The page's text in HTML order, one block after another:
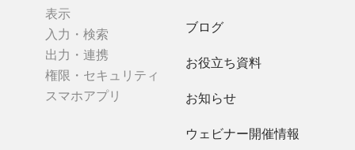
表示
入力・検索
出力・連携
権限・セキュリティ
スマホアプリ
ブログ
お役立ち資料
お知らせ
ウェビナー開催情報